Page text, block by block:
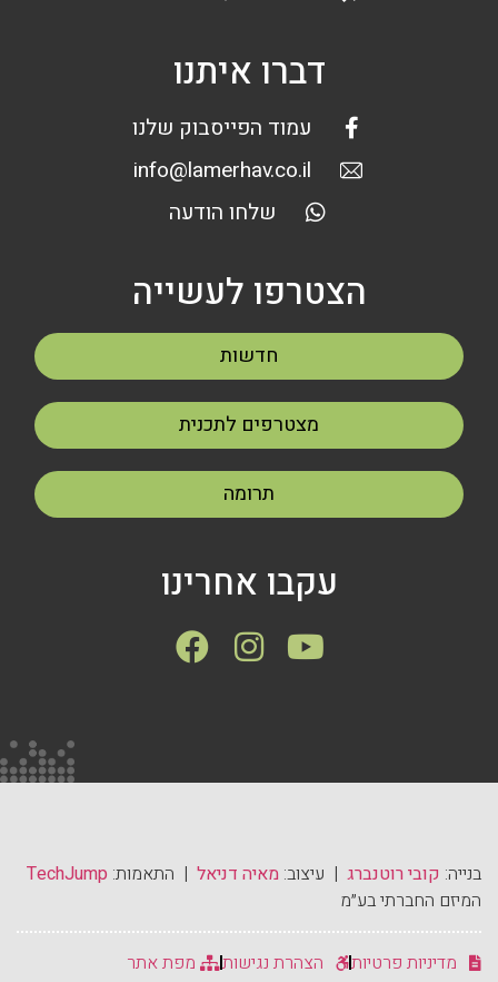
דברו איתנו
עמוד הפייסבוק שלנו
info@lamerhav.co.il
שלחו הודעה
הצטרפו לעשייה
חדשות
מצטרפים לתכנית
תרומה
עקבו אחרינו
בנייה: קובי רוטנברג | עיצוב: מאיה דניאל | התאמות: TechJump
המיזם החברתי בע״מ
מדיניות פרטיות הצהרת נגישות מפת אתר